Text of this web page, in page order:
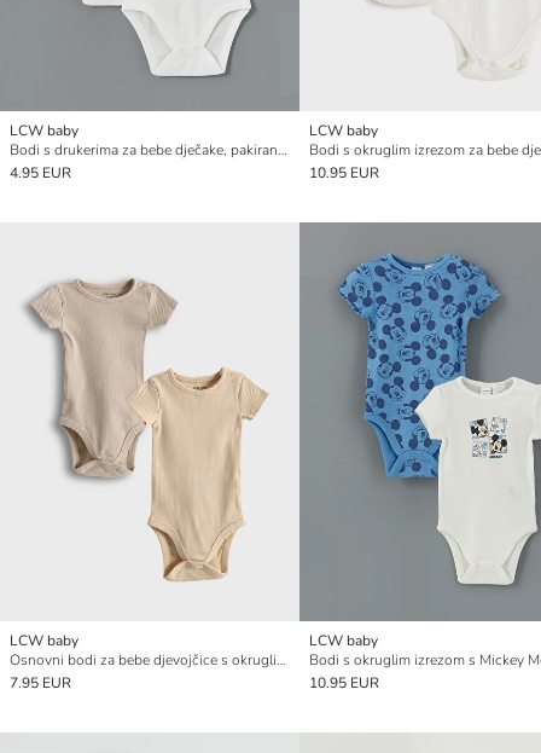
LCW baby
Bodi s drukerima za bebe dječake, pakiranje od 2 komada
4.95 EUR
LCW baby
10.95 EUR
LCW baby
Osnovni bodi za bebe djevojčice s okruglim izrezom na kopčanje, pakiranje od 2 komada
7.95 EUR
LCW baby
10.95 EUR